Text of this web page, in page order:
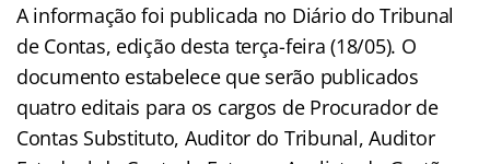
A informação foi publicada no Diário do Tribunal
de Contas, edição desta terça-feira (18/05). O
documento estabelece que serão publicados
quatro editais para os cargos de Procurador de
Contas Substituto, Auditor do Tribunal, Auditor